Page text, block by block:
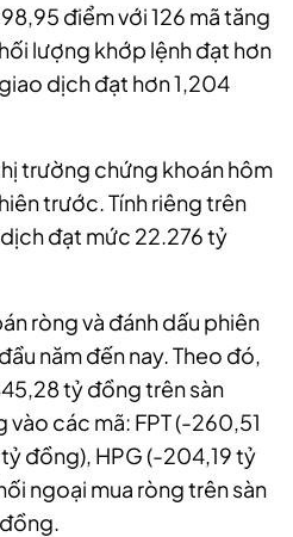
điểm với 126 mã tăng
lượng khớp lệnh đạt hơn
dịch đạt hơn 1,204
trường chứng khoán hôm
trước. Tính riêng trên
đạt mức 22.276 tỷ
ròng và đánh dấu phiên
năm đến nay. Theo đó,
tỷ đồng trên sàn
các mã: FPT (-260,51
đồng), HPG (-204,19 tỷ
ngoại mua ròng trên sàn